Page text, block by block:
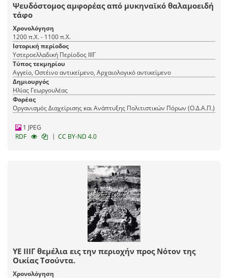
Ψευδόστομος αμφορέας από μυκηναϊκό θαλαμοειδή
τάφο
Χρονολόγηση
1200 π.Χ. - 1100 π.Χ.
Ιστορική περίοδος
Υστεροελλαδική Περίοδος ΙΙΙΓ
Τύπος τεκμηρίου
Αγγείο, Οστέινο αντικείμενο, Αρχαιολογικό αντικείμενο
Δημιουργός
Ηλίας Γεωργουλέας
Φορέας
Οργανισμός Διαχείρισης και Ανάπτυξης Πολιτιστικών Πόρων (Ο.Δ.Α.Π.)
1 JPEG
RDF
| CC BY-ND 4.0
ΥΕ ΙΙΙΓ θεμέλια εις την περιοχήν προς Νότον της
Οικίας Τσούντα.
Χρονολόγηση